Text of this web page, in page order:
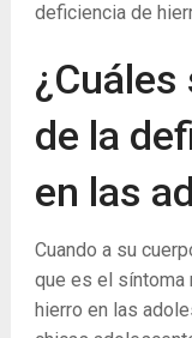
deficiencia de
de la
en las
Cuando a su
que es el síntoma
hierro en las